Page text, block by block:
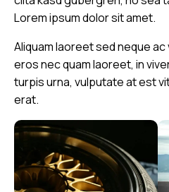
Lorem ipsum dolor sit amet.
Aliquam laoreet sed neque
eros nec quam laoreet, in
turpis urna, vulputate at est
erat.